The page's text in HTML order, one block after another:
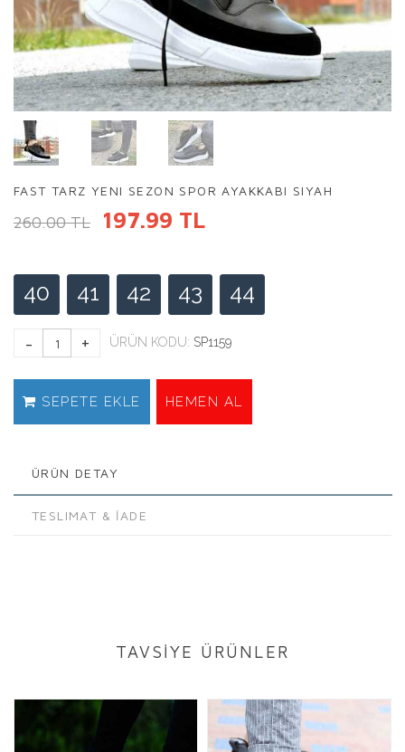
FAST TARZ YENI SEZON SPOR AYAKKABI SIYAH
260.00 TL 197.99 TL
40 41 42 43 44
ÜRÜN KODU: SP1159
SEPETE EKLE HEMEN AL
ÜRÜN DETAY
TESLIMAT & İADE
TAVSİYE ÜRÜNLER